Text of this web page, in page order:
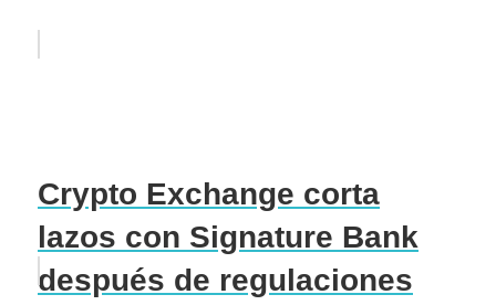
Crypto Exchange corta
lazos con Signature Bank
después de regulaciones